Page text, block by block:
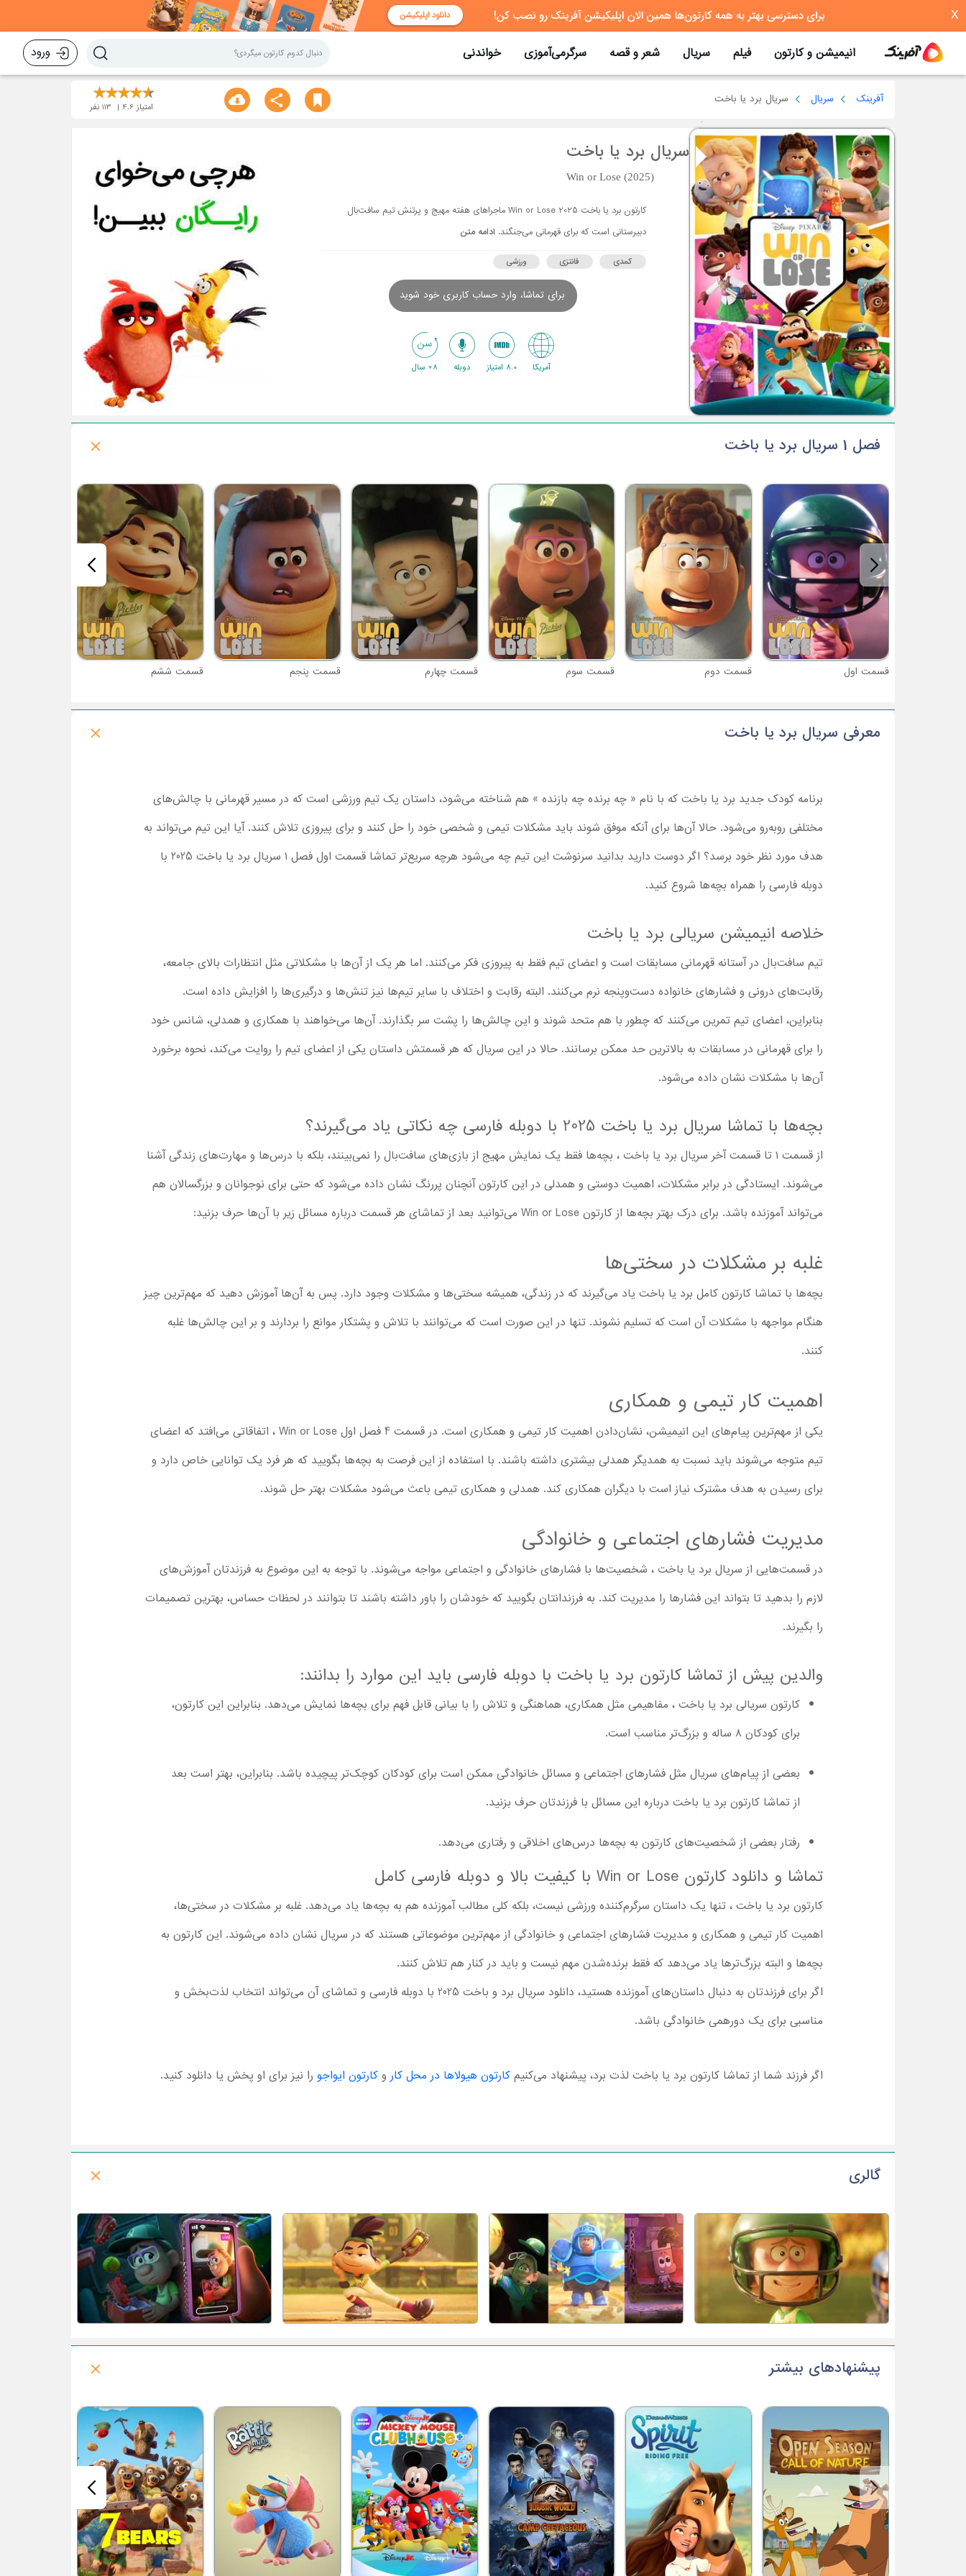
X
انیمیشن و کارتون فیلم سریال شعر و قصه سرگرمی‌آموزی خواندنی ورود
آفرینک سریال سریال برد یا باخت
امتیاز 4.6
113نفر
سریال برد یا باخت
Win or Lose (2025)
کارتون برد یا باخت Win or Lose 2025 ماجراهای هفته‌ مهیج و پرتنش تیم سافت‌بال
دبیرستانی است که برای قهرمانی ‌می‌جنگند. ادامه متن
کمدی فانتزی ورزشی
برای تماشا، وارد حساب کاربری خود شوید
آمریکا 8.0 امتیاز دوبله 8+ سال
فصل 1 سریال برد یا باخت
قسمت اول قسمت دوم قسمت سوم قسمت چهارم قسمت پنجم قسمت ششم
معرفی سریال برد یا باخت
برنامه کودک جدید برد یا باخت‌ که با نام « چه برنده چه بازنده » هم شناخته می‌شود، داستان یک تیم ورزشی است که در مسیر قهرمانی با چالش‌های
مختلفی روبه‌رو می‌شود. حالا آن‌ها برای آنکه موفق شوند باید مشکلات تیمی و شخصی خود را حل کنند و برای پیروزی تلاش کنند. آیا این تیم می‌تواند به
هدف مورد نظر خود برسد؟ اگر دوست دارید بدانید سرنوشت این تیم چه می‌شود هرچه سریع‌تر تماشا قسمت اول فصل ۱ سریال برد یا باخت 2025 با
دوبله فارسی را همراه بچه‌ها شروع کنید.
خلاصه انیمیشن سریالی برد یا باخت
تیم سافت‌بال در آستانه قهرمانی مسابقات است و اعضای تیم فقط به پیروزی فکر می‌کنند. اما هر یک از آن‌ها با مشکلاتی مثل انتظارات بالای جامعه،
رقابت‌های درونی و فشارهای خانواده دست‌وپنجه نرم می‌کنند. البته رقابت و اختلاف با سایر تیم‌ها نیز تنش‌ها و درگیری‌ها را افزایش داده است.
بنابراین، اعضای تیم تمرین می‌کنند که چطور با هم متحد شوند و این چالش‌ها را پشت سر بگذارند. آن‌ها می‌خواهند با همکاری و همدلی، شانس خود
را برای قهرمانی در مسابقات به بالاترین حد ممکن برسانند. حالا در این سریال که هر قسمتش داستان یکی از اعضای تیم را روایت می‌کند، نحوه برخورد
آن‌ها با مشکلات نشان داده می‌شود.
بچه‌ها با تماشا سریال برد یا باخت 2025 با دوبله فارسی چه نکاتی یاد می‌گیرند؟
از قسمت ۱ تا قسمت آخر سریال برد یا باخت ، بچه‌ها فقط یک نمایش مهیج از بازی‌های سافت‌بال را نمی‌بینند، بلکه با درس‌ها و مهارت‌های زندگی آشنا
می‌شوند. ایستادگی در برابر مشکلات، اهمیت دوستی و همدلی در این کارتون آنچنان پررنگ نشان داده می‌شود که حتی برای نوجوانان و بزرگسالان هم
می‌تواند آموزنده باشد. برای درک بهتر بچه‌ها از کارتون Win or Lose می‌توانید بعد از تماشای هر قسمت درباره مسائل زیر با آن‌ها حرف بزنید:
غلبه بر مشکلات در سختی‌ها
بچه‌ها با تماشا کارتون کامل برد یا باخت یاد می‌گیرند که در زندگی، همیشه سختی‌‌ها و مشکلات وجود دارد. پس به آن‌ها آموزش دهید که مهم‌ترین چیز
هنگام مواجهه با مشکلات آن است که تسلیم نشوند. تنها در این صورت است که می‌توانند با تلاش و پشتکار موانع را بردارند و بر این چالش‌ها غلبه
کنند.
اهمیت کار تیمی و همکاری
یکی از مهم‌ترین پیام‌های این انیمیشن، نشان‌دادن اهمیت کار تیمی و همکاری است. در قسمت 4 فصل اول Win or Lose ، اتفاقاتی می‌افتد که اعضای
تیم متوجه می‌شوند باید نسبت به همدیگر همدلی بیشتری داشته باشند. با استفاده از این فرصت به بچه‌ها بگویید که هر فرد یک توانایی خاص دارد و
برای رسیدن به هدف مشترک نیاز است با دیگران همکاری کند. همدلی و همکاری تیمی باعث می‌شود مشکلات بهتر حل شوند.
مدیریت فشارهای اجتماعی و خانوادگی
در قسمت‌هایی از سریال برد یا باخت ‌، شخصیت‌ها با فشارهای خانوادگی و اجتماعی مواجه می‌شوند. با توجه به این موضوع به فرزندتان آموزش‌های
لازم را بدهید تا بتواند این فشارها را مدیریت کند. به فرزندانتان بگویید که خودشان را باور داشته باشند تا بتوانند در لحظات حساس، بهترین تصمیمات
را بگیرند.
والدین پیش از تماشا کارتون برد یا باخت با دوبله فارسی باید این موارد را بدانند:
کارتون سریالی برد یا باخت‌ ، مفاهیمی مثل همکاری، هماهنگی و تلاش را با بیانی قابل فهم برای بچه‌ها نمایش می‌دهد. بنابراین این کارتون،
برای کودکان ۸ ساله و بزرگ‌تر مناسب است.
بعضی از پیام‌های سریال مثل فشارهای اجتماعی و مسائل خانوادگی ممکن است برای کودکان کوچک‌تر پیچیده باشد. بنابراین، بهتر است بعد
از تماشا کارتون برد یا باخت درباره این مسائل با فرزندتان حرف بزنید.
رفتار بعضی از شخصیت‌های کارتون به بچه‌ها درس‌های اخلاقی و رفتاری می‌دهد.
تماشا و دانلود کارتون Win or Lose با کیفیت بالا و دوبله فارسی کامل
کارتون برد یا باخت ، تنها یک داستان سرگرم‌کننده ورزشی نیست، بلکه کلی مطالب آموزنده هم به بچه‌ها یاد می‌دهد. غلبه بر مشکلات در سختی‌ها،
اهمیت کار تیمی و همکاری و مدیریت فشارهای اجتماعی و خانوادگی از مهم‌ترین موضوعاتی هستند که در سریال نشان داده می‌شوند. این کارتون به
بچه‌ها و البته بزرگ‌‌ترها یاد می‌دهد که فقط برنده‌شدن مهم نیست و باید در کنار هم تلاش کنند.
اگر برای فرزندتان به دنبال داستان‌های آموزنده هستید، دانلود سریال برد و باخت 2025 با دوبله فارسی و تماشای آن می‌تواند انتخاب لذت‌بخش و
مناسبی برای یک دورهمی خانوادگی باشد.
اگر فرزند شما از تماشا کارتون برد یا باخت لذت برد، پیشنهاد می‌کنیم کارتون هیولاها در محل کار و کارتون ایواجو را نیز برای او پخش یا دانلود کنید.
گالری
پیشنهادهای بیشتر